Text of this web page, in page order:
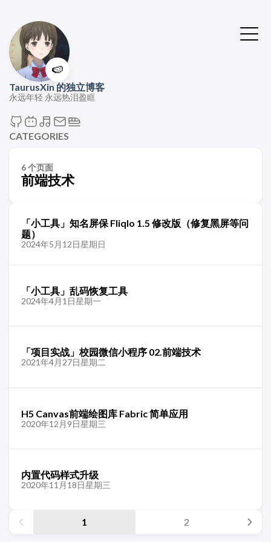
🍉
TaurusXin 的独立博客
永远年轻 永远热泪盈眶
CATEGORIES
6 个页面
前端技术
「小工具」知名屏保 Fliqlo 1.5 修改版（修复黑屏等问
题）
2024年5月12日星期日
「小工具」乱码恢复工具
2024年4月1日星期一
「项目实战」校园微信小程序 02.前端技术
2021年4月27日星期二
H5 Canvas前端绘图库 Fabric 简单应用
2020年12月9日星期三
内置代码样式升级
2020年11月18日星期三
1 2